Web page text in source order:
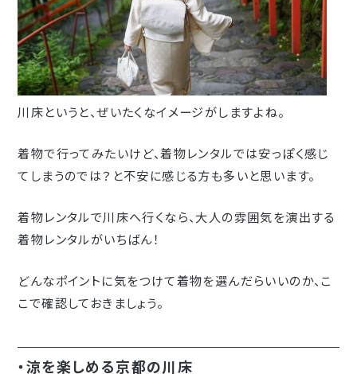
川床というと、ぜいたくなイメージがしますよね。
着物で行ってみたいけど、着物レンタルでは安っぽく感じ
てしまうのでは？と不安に感じる方も多いと思います。
着物レンタルで川床へ行くなら、大人の雰囲気を演出する
着物レンタルがいちばん！
どんなポイントに気をつけて着物を選んだらいいのか、こ
こで確認しておきましょう。
・涼を楽しめる京都の川床